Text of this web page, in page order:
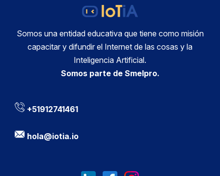
Somos una entidad educativa que tiene como misión
capacitar y difundir el Internet de las cosas y la
Inteligencia Artificial.
Somos parte de Smelpro.
+51912741461
hola@iotia.io